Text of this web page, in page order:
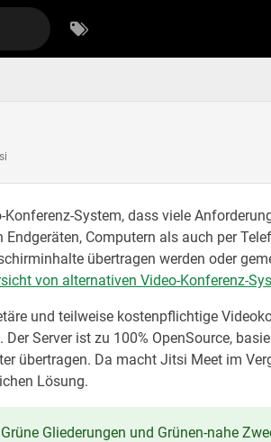
System, dass viele
Computern als auch per
übertragen werden oder
von alternativen Video-Konferenz-
und teilweise kostenpflichtige
Server ist zu 100% OpenSource,
übertragen. Da macht Jitsi Meet im
Lösung.
Gliederungen und Grünen-nahe